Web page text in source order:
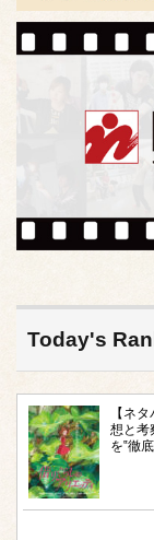
Today's
【ネ
想と考
を‟徹